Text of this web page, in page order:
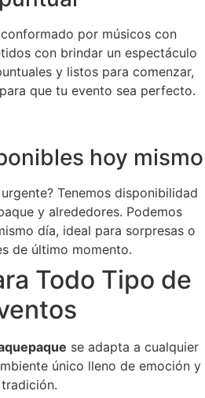
por músicos con
con brindar un espectáculo
y listos para comenzar,
que tu evento sea perfecto.
hoy mismo
Tenemos disponibilidad
y alrededores. Podemos
día, ideal para sorpresas o
de último momento.
Todo Tipo de
se adapta a cualquier
único lleno de emoción y
tradición.